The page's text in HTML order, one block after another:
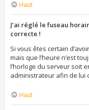
Haut
J’ai réglé le fuseau
correcte !
Si vous êtes certain
mais que l’heure n’est
l’horloge du serveur soit
administrateur afin de lui
Haut